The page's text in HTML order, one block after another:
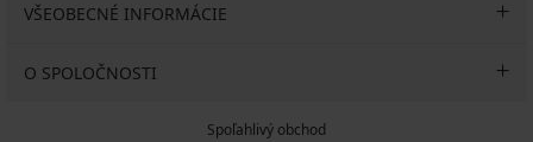
VŠEOBECNÉ INFORMÁCIE
O SPOLOČNOSTI
Spoľahlivý obchod